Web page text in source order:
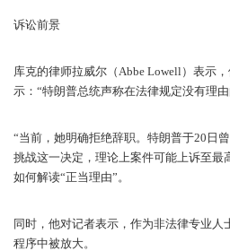
诉讼前景
库克的律师拉威尔（Abbe Lowell）表示
示：“特朗普总统声称在法律规定没有理
“当前，她明确拒绝辞职。特朗普于20日
挑战这一决定，理论上案件可能上诉至
如何解读“正当理由”。
同时，他对记者表示，作为非法律专业
程序中被放大。